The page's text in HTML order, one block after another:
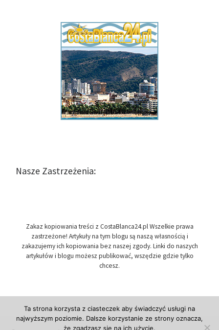
Nasze Zastrzeżenia:
Zakaz kopiowania treści z CostaBlanca24.pl Wszelkie prawa
zastrzeżone! Artykuły na tym blogu są naszą własnością i
zakazujemy ich kopiowania bez naszej zgody. Linki do naszych
artykułów i blogu możesz publikować, wszędzie gdzie tylko
chcesz.
Ta strona korzysta z ciasteczek aby świadczyć usługi na
najwyższym poziomie. Dalsze korzystanie ze strony oznacza,
że zgadzasz się na ich użycie.